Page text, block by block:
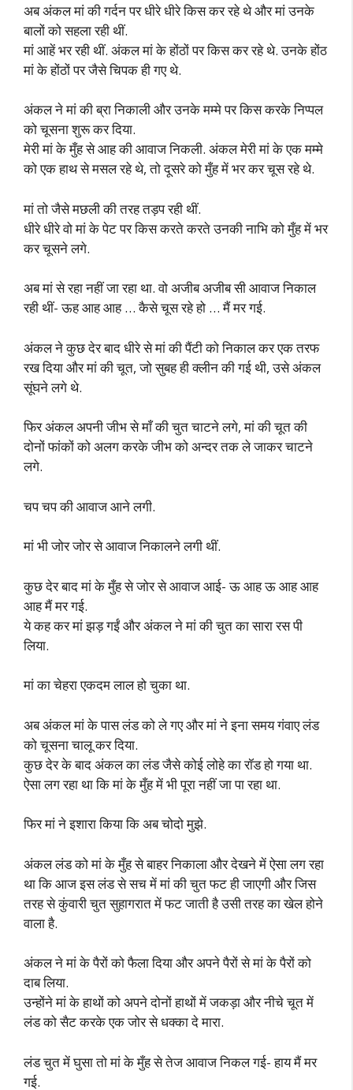
अब अंकल मां की गर्दन पर धीरे धीरे किस कर रहे थे और मां उनके
बालों को सहला रही थीं.
मां आहें भर रही थीं. अंकल मां के होंठों पर किस कर रहे थे. उनके होंठ
मां के होंठों पर जैसे चिपक ही गए थे.
अंकल ने मां की ब्रा निकाली और उनके मम्मे पर किस करके निप्पल
को चूसना शुरू कर दिया.
मेरी मां के मुँह से आह की आवाज निकली. अंकल मेरी मां के एक मम्मे
को एक हाथ से मसल रहे थे, तो दूसरे को मुँह में भर कर चूस रहे थे.
मां तो जैसे मछली की तरह तड़प रही थीं.
धीरे धीरे वो मां के पेट पर किस करते करते उनकी नाभि को मुँह में भर
कर चूसने लगे.
अब मां से रहा नहीं जा रहा था. वो अजीब अजीब सी आवाज निकाल
रही थीं- ऊह आह आह … कैसे चूस रहे हो … मैं मर गई.
अंकल ने कुछ देर बाद धीरे से मां की पैंटी को निकाल कर एक तरफ
रख दिया और मां की चूत, जो सुबह ही क्लीन की गई थी, उसे अंकल
सूंघने लगे थे.
फिर अंकल अपनी जीभ से माँ की चुत चाटने लगे, मां की चूत की
दोनों फांकों को अलग करके जीभ को अन्दर तक ले जाकर चाटने
लगे.
चप चप की आवाज आने लगी.
मां भी जोर जोर से आवाज निकालने लगी थीं.
कुछ देर बाद मां के मुँह से जोर से आवाज आई- ऊ आह ऊ आह आह
आह मैं मर गई.
ये कह कर मां झड़ गईं और अंकल ने मां की चुत का सारा रस पी
लिया.
मां का चेहरा एकदम लाल हो चुका था.
अब अंकल मां के पास लंड को ले गए और मां ने इना समय गंवाए लंड
को चूसना चालू कर दिया.
कुछ देर के बाद अंकल का लंड जैसे कोई लोहे का रॉड हो गया था.
ऐसा लग रहा था कि मां के मुँह में भी पूरा नहीं जा पा रहा था.
फिर मां ने इशारा किया कि अब चोदो मुझे.
अंकल लंड को मां के मुँह से बाहर निकाला और देखने में ऐसा लग रहा
था कि आज इस लंड से सच में मां की चुत फट ही जाएगी और जिस
तरह से कुंवारी चुत सुहागरात में फट जाती है उसी तरह का खेल होने
वाला है.
अंकल ने मां के पैरों को फैला दिया और अपने पैरों से मां के पैरों को
दाब लिया.
उन्होंने मां के हाथों को अपने दोनों हाथों में जकड़ा और नीचे चूत में
लंड को सैट करके एक जोर से धक्का दे मारा.
लंड चुत में घुसा तो मां के मुँह से तेज आवाज निकल गई- हाय मैं मर
गई.